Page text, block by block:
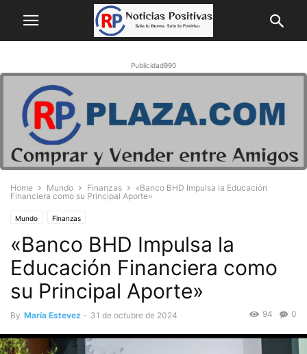
Publicidad990
Home Mundo Finanzas
«Banco BHD Impulsa la Educación
Financiera como su Principal Aporte»
Mundo Finanzas
«Banco BHD Impulsa la
Educación Financiera como
su Principal Aporte»
By María Estevez - 31 de octubre de 2024 0
94